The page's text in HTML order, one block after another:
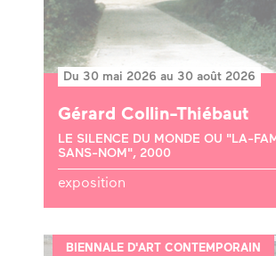
Du 30 mai 2026 au 30 août 2026
Gérard Collin-Thiébaut
LE SILENCE DU MONDE OU "LA-
SANS-NOM", 2000
exposition
BIENNALE D'ART CONTEMPORAIN